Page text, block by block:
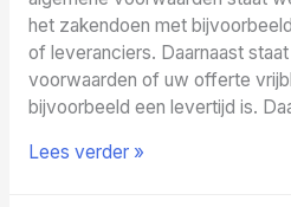
het zakendoen met
of leveranciers. Daarnaast
voorwaarden of uw offerte
bijvoorbeeld een levertijd is.
Een
Lees verder »